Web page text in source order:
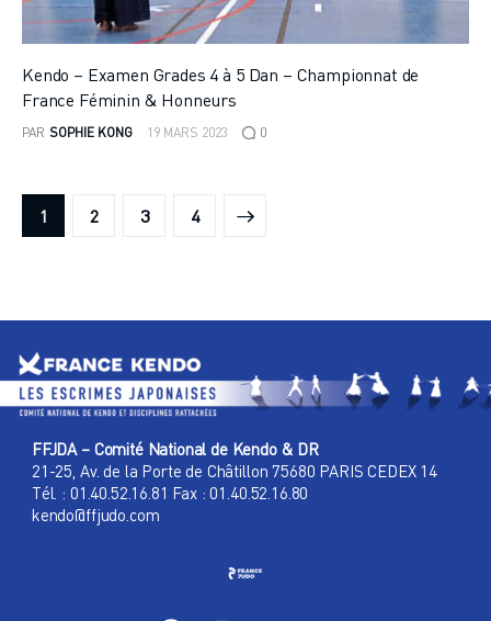
Kendo – Examen Grades 4 à 5 Dan – Championnat de
France Féminin & Honneurs
PAR SOPHIE KONG 19 MARS 2023 0
1 2 3 4
>
FFJDA – Comité National de Kendo & DR
21-25, Av. de la Porte de Châtillon 75680 PARIS CEDEX 14
Tél. : 01.40.52.16.81 Fax : 01.40.52.16.80
kendo@ffjudo.com